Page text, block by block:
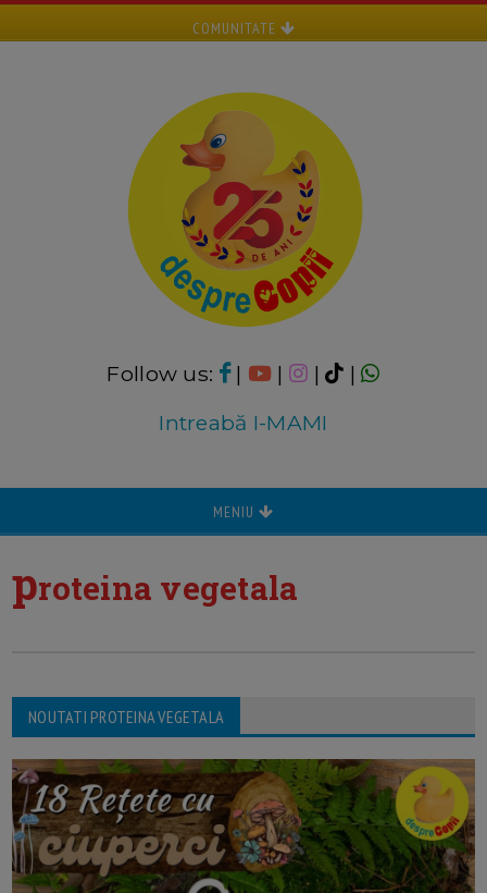
COMUNITATE
Follow us: | | |
|
Intreabă I-MAMI
MENIU
proteina vegetala
NOUTATI PROTEINA VEGETALA